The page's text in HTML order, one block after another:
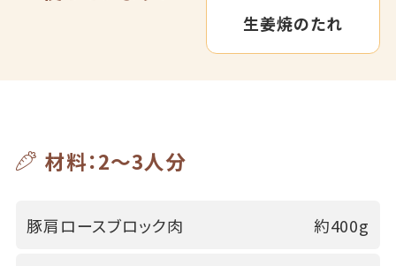
生姜焼のたれ
材料：2～3人分
豚肩ロースブロック肉 約400g